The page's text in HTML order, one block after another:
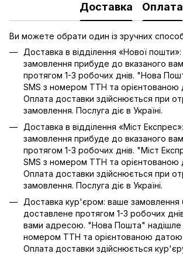
Доставка Оплата
Ви можете обрати один із зручних
Доставка в відділення «Нової
замовлення прибуде до вказаного
протягом 1-3 робочих днів. "Нова
SMS з номером ТТН та орієнтованою
Оплата доставки здійснюється при
замовлення. Послуга діє в Україні.
Доставка в відділення «Міст
замовлення прибуде до вказаного
протягом 1-3 робочих днів. "Міст
SMS з номером ТТН та орієнтованою
Оплата доставки здійснюється при
замовлення. Послуга діє в Україні.
Доставка кур'єром: ваше замовлення
доставлене протягом 1-3 робочих
вами адресою. "Нова Пошта" надішле
номером ТТН та орієнтованою датою
Оплата доставки здійснюється